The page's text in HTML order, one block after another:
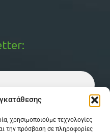
χρησιμοποιούμε τεχνολογίες
την πρόσβαση σε πληροφορίες
λεπτομέρειες.